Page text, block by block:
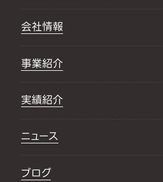
会社情報
事業紹介
実績紹介
ニュース
ブログ